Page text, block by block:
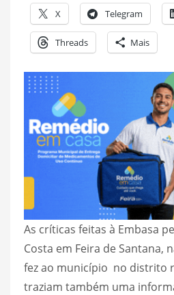
X Telegram
Threads Mais
As críticas feitas à Embasa
Costa em Feira de Santana,
fez ao município no distrito
traziam também uma